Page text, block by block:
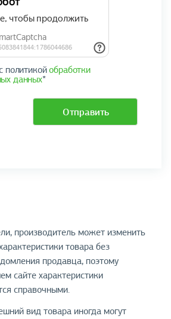
политикойобработки
данных*
Отправить
производитель может изменить
товара без
продавца, поэтому
сайте характеристики
справочными.
вид товара иногда могут